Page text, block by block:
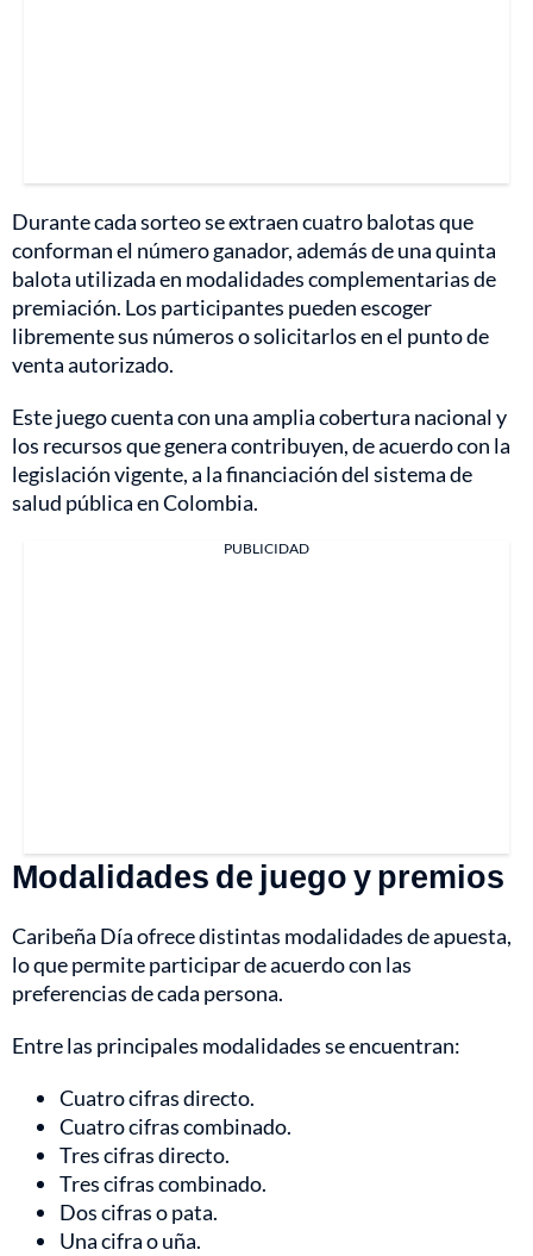
Durante cada sorteo se extraen cuatro balotas que
conforman el número ganador, además de una quinta
balota utilizada en modalidades complementarias de
premiación. Los participantes pueden escoger
libremente sus números o solicitarlos en el punto de
venta autorizado.
Este juego cuenta con una amplia cobertura nacional y
los recursos que genera contribuyen, de acuerdo con la
legislación vigente, a la financiación del sistema de
salud pública en Colombia.
PUBLICIDAD
Modalidades de juego y premios
Caribeña Día ofrece distintas modalidades de apuesta,
lo que permite participar de acuerdo con las
preferencias de cada persona.
Entre las principales modalidades se encuentran:
Cuatro cifras directo.
Cuatro cifras combinado.
Tres cifras directo.
Tres cifras combinado.
Dos cifras o pata.
Una cifra o uña.